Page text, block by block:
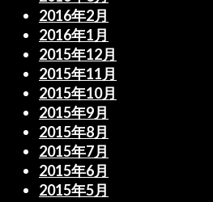
2016年2月
2016年1月
2015年12月
2015年11月
2015年10月
2015年9月
2015年8月
2015年7月
2015年6月
2015年5月